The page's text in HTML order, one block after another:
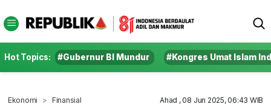
Hot Topics: #Gubernur BI Mundur #Kongres Umat Islam
Ekonomi Finansial Ahad , 08 Jun 2025, 06:43 WIB